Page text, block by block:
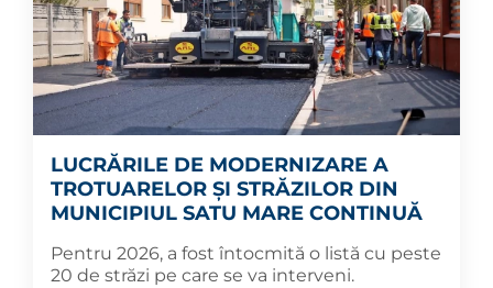
LUCRĂRILE DE MODERNIZARE A
TROTUARELOR ȘI STRĂZILOR DIN
MUNICIPIUL SATU MARE CONTINUĂ
Pentru 2026, a fost întocmită o listă cu peste
20 de străzi pe care se va interveni.